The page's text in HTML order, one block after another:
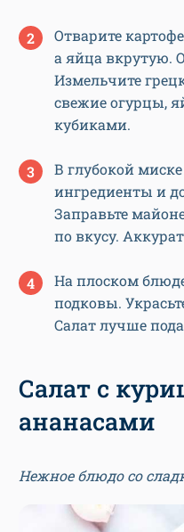
Отварите
а яйца вкрутую.
Измельчите
свежие огурцы,
кубиками.
В глубокой
ингредиенты и
Заправьте
по вкусу.
На плоском
подковы.
Салат лучше
Салат с
ананасами
Нежное блюдо со